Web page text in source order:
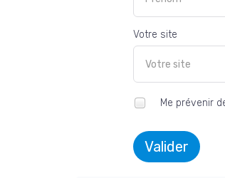
Votre site
Me prévenir
Valider